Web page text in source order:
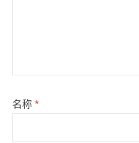
名称 *